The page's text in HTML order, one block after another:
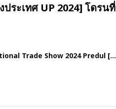
ระเทศ UP 2024] โดร
Trade Show 2024 Predul